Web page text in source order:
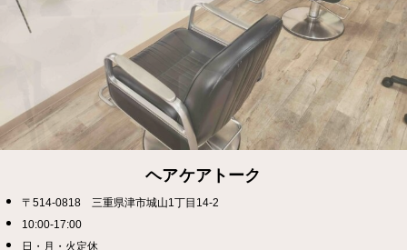
ヘアケアトーク
〒514-0818 三重県津市城山1丁目14-2
10:00-17:00
日・月・火定休